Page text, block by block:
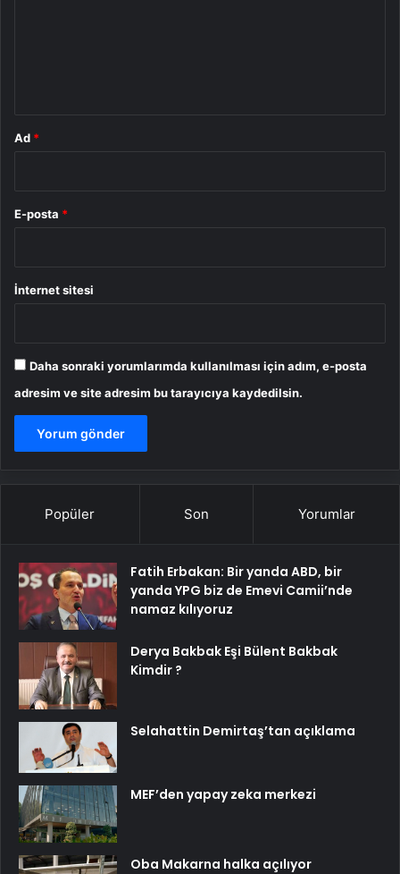
Ad *
E-posta *
İnternet sitesi
Daha sonraki yorumlarımda kullanılması için adım, e-posta
adresim ve site adresim bu tarayıcıya kaydedilsin.
Popüler Son Yorumlar
Fatih Erbakan: Bir yanda ABD, bir
yanda YPG biz de Emevi Camii’nde
namaz kılıyoruz
Derya Bakbak Eşi Bülent Bakbak
Kimdir ?
Selahattin Demirtaş’tan açıklama
MEF’den yapay zeka merkezi
Oba Makarna halka açılıyor